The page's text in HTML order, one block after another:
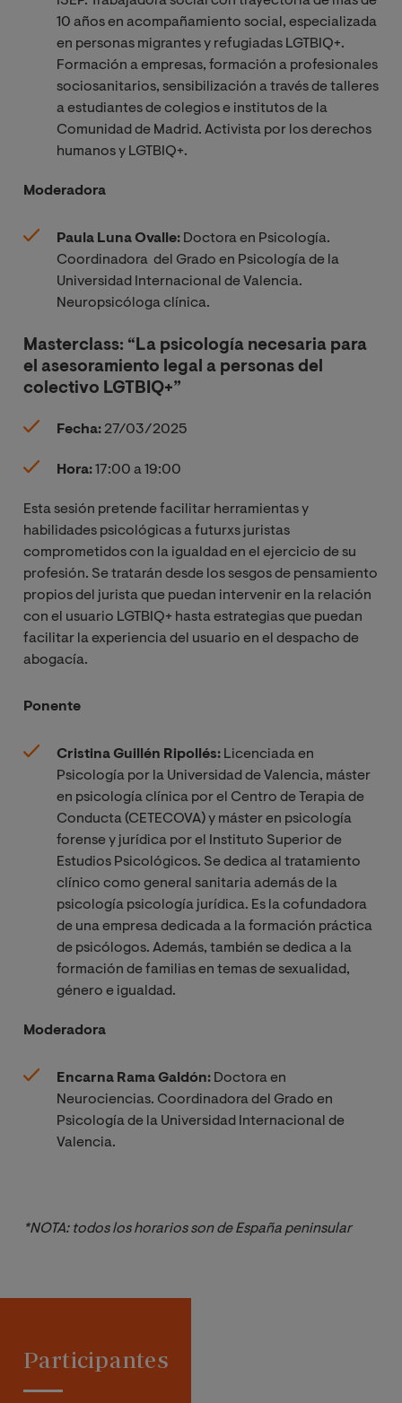
10 años en acompañamiento social, especializada
en personas migrantes y refugiadas LGTBIQ+.
Formación a empresas, formación a profesionales
sociosanitarios, sensibilización a través de talleres
a estudiantes de colegios e institutos de la
Comunidad de Madrid. Activista por los derechos
humanos y LGTBIQ+.
Moderadora
Paula Luna Ovalle: Doctora en Psicología.
Coordinadora del Grado en Psicología de la
Universidad Internacional de Valencia.
Neuropsicóloga clínica.
Masterclass: “La psicología necesaria para
el asesoramiento legal a personas del
colectivo LGTBIQ+”
Fecha:27/03/2025
Hora:17:00 a 19:00
Esta sesión pretende facilitar herramientas y
habilidades psicológicas a futurxs juristas
comprometidos con la igualdad en el ejercicio de su
profesión. Se tratarán desde los sesgos de pensamiento
propios del jurista que puedan intervenir en la relación
con el usuario LGTBIQ+ hasta estrategias que puedan
facilitar la experiencia del usuario en el despacho de
abogacía.
Ponente
Cristina Guillén Ripollés: Licenciada en
Psicología por la Universidad de Valencia, máster
en psicología clínica por el Centro de Terapia de
Conducta (CETECOVA) y máster en psicología
forense y jurídica por el Instituto Superior de
Estudios Psicológicos. Se dedica al tratamiento
clínico como general sanitaria además de la
psicología psicología jurídica. Es la cofundadora
de una empresa dedicada a la formación práctica
de psicólogos. Además, también se dedica a la
formación de familias en temas de sexualidad,
género e igualdad.
Moderadora
Encarna Rama Galdón: Doctora en
Neurociencias. Coordinadora del Grado en
Psicología de la Universidad Internacional de
Valencia.
*NOTA: todos los horarios son de España peninsular
Participantes